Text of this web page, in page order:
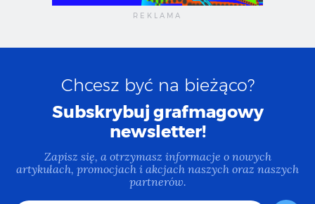
Chcesz być na bieżąco?
Subskrybuj grafmagowy
newsletter!
Zapisz się, a otrzymasz informacje o nowych
artykułach, promocjach i akcjach naszych oraz naszych
partnerów.